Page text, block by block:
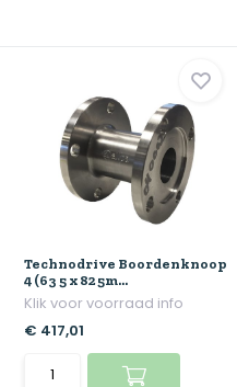
Technodrive Boordenknoop
4 (63 5 x 82 5m...
Klik voor voorraad info
€ 417,01